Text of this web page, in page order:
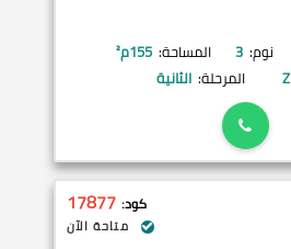
نوم: 3 المساحة: 155م²
Z المرحلة: الثانية
كود: 17877
متاحة الآن